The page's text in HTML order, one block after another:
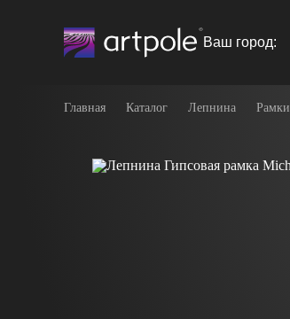
Ваш город:
Главная Каталог Лепнина Рамки